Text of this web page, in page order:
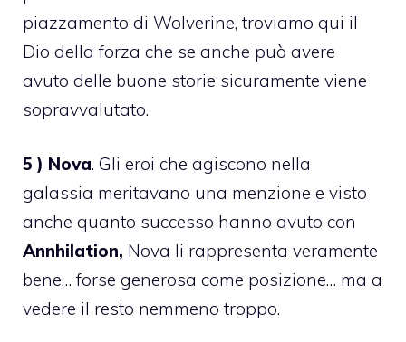
piazzamento di Wolverine, troviamo qui il
Dio della forza che se anche può avere
avuto delle buone storie sicuramente viene
sopravvalutato.
5 ) Nova. Gli eroi che agiscono nella
galassia meritavano una menzione e visto
anche quanto successo hanno avuto con
Annhilation, Nova li rappresenta veramente
bene… forse generosa come posizione… ma a
vedere il resto nemmeno troppo.